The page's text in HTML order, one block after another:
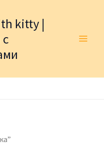
kitty |